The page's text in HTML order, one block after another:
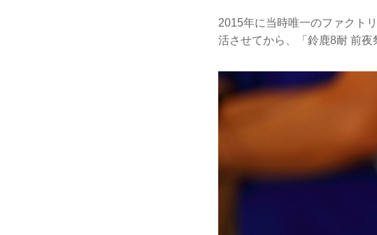
2015年に当時唯一のファクト
活させてから、「鈴鹿8耐 前夜